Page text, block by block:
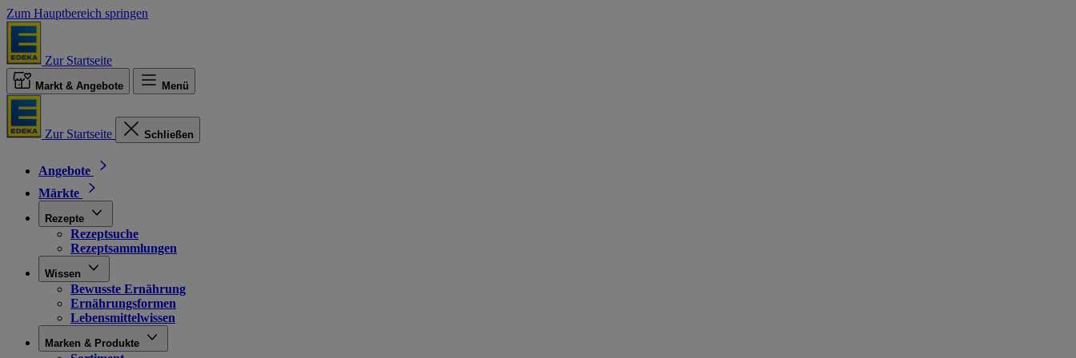
Zum Hauptbereich springen
Zur Startseite
Markt & Angebote Menü
Zur Startseite Schließen
Angebote
Märkte
Rezepte
Rezeptsuche
Rezeptsammlungen
Wissen
Bewusste Ernährung
Ernährungsformen
Lebensmittelwissen
Marken & Produkte